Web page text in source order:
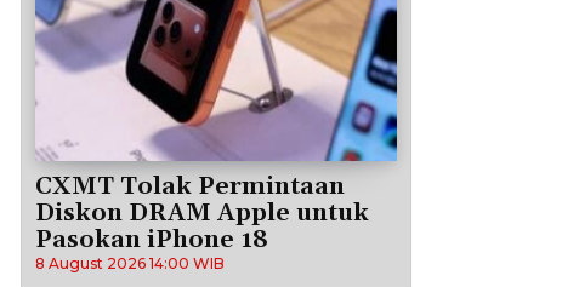
CXMT Tolak Permintaan
Diskon DRAM Apple untuk
Pasokan iPhone 18
8 August 2026 14:00 WIB